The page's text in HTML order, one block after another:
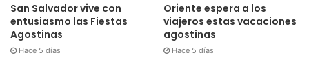
San Salvador vive con
entusiasmo las Fiestas
Agostinas
Hace 5 días
Oriente espera a los
viajeros estas vacaciones
agostinas
Hace 5 días